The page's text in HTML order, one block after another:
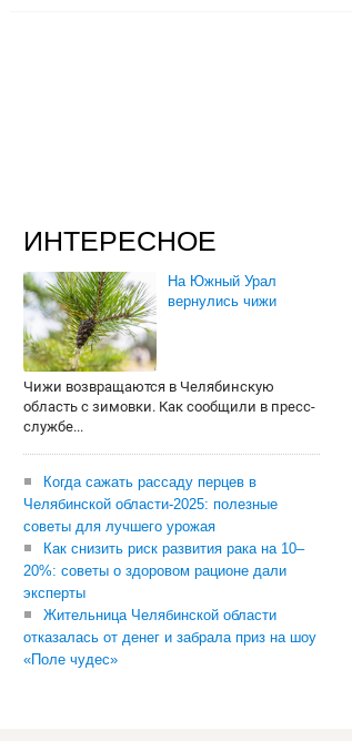
ИНТЕРЕСНОЕ
На Южный Урал
вернулись чижи
Чижи возвращаются в Челябинскую
область с зимовки. Как сообщили в пресс-
службе...
Когда сажать рассаду перцев в
Челябинской области-2025: полезные
советы для лучшего урожая
Как снизить риск развития рака на 10–
20%: советы о здоровом рационе дали
эксперты
Жительница Челябинской области
отказалась от денег и забрала приз на шоу
«Поле чудес»